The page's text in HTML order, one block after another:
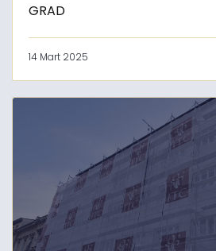
GRAD
14 Mart 2025